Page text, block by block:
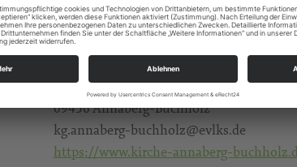
Tobias Frauenlob
Alle
Ev.-Luth. Kirchgemeinde Annaberg-
Kleine Kirchgasse 23
09456 Annaberg-Buchholz
kg.annaberg-buchholz@evlks.de
https://www.kirche-annaberg-